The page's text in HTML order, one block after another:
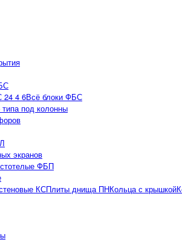
4 6Всё блоки ФБС
под колонны
экранов
ФБП
КСПлиты днища ПНКольца с крышкой